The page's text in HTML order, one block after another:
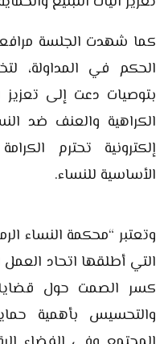
كما شهدت الجلسة
الحكم في المداولة،
بتوصيات دعت إلى تعزيز
الكراهية والعنف ضد
إلكترونية تحترم
الأساسية للنساء.
وتعتبر “محكمة النساء
كسر الصمت حول قضايا
والتحسيس بأهمية